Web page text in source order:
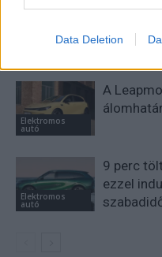
Data Deletion
Elektromos
Kína
5% lehet
Elektromos
autó
A
Elektromos
autó
9 perc
ezzel